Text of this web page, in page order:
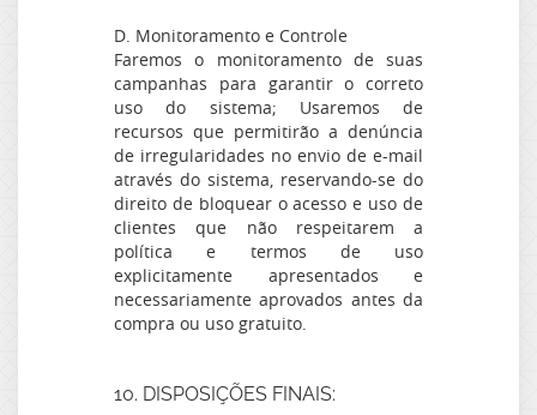
D. Monitoramento e Controle
Faremos o monitoramento de suas
campanhas para garantir o correto
uso do sistema; Usaremos de
recursos que permitirão a denúncia
de irregularidades no envio de e-mail
através do sistema, reservando-se do
direito de bloquear o acesso e uso de
clientes que não respeitarem a
política e termos de uso
explicitamente apresentados e
necessariamente aprovados antes da
compra ou uso gratuito.
10. DISPOSIÇÕES FINAIS: